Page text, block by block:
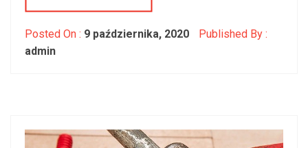
Posted On : 9 października, 2020
Published By :
admin